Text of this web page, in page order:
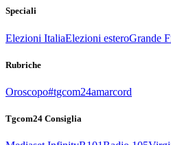
Speciali
Elezioni ItaliaElezioni esteroGrande
Rubriche
Oroscopo#tgcom24amarcord
Tgcom24 Consiglia